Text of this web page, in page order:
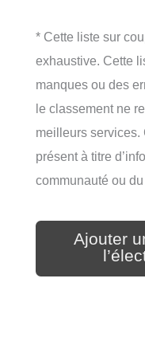
* Cette liste sur
exhaustive. Cette
manques ou des
le classement ne
meilleurs services.
présent à titre
communauté ou
Ajouter